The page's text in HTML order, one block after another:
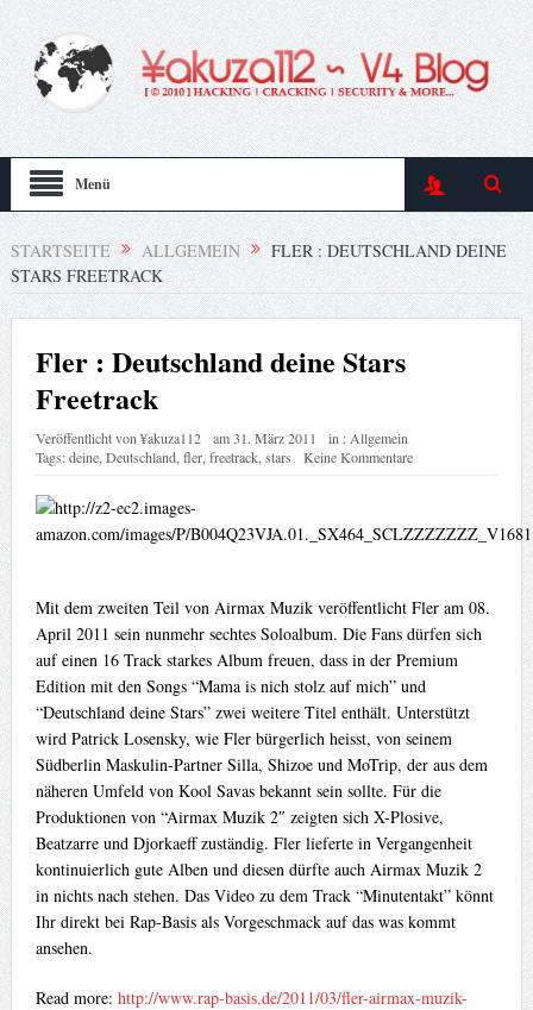
Menü
STARTSEITE ALLGEMEIN
FLER : DEUTSCHLAND DEINE
STARS FREETRACK
Fler : Deutschland deine Stars
Freetrack
Veröffentlicht von¥akuza112 am31. März 2011 in : Allgemein
Tags:deine, Deutschland, fler, freetrack, stars Keine Kommentare
Mit dem zweiten Teil von Airmax Muzik veröffentlicht Fler am 08.
April 2011 sein nunmehr sechtes Soloalbum. Die Fans dürfen sich
auf einen 16 Track starkes Album freuen, dass in der Premium
Edition mit den Songs “Mama is nich stolz auf mich” und
“Deutschland deine Stars” zwei weitere Titel enthält. Unterstützt
wird Patrick Losensky, wie Fler bürgerlich heisst, von seinem
Südberlin Maskulin-Partner Silla, Shizoe und MoTrip, der aus dem
näheren Umfeld von Kool Savas bekannt sein sollte. Für die
Produktionen von “Airmax Muzik 2″ zeigten sich X-Plosive,
Beatzarre und Djorkaeff zuständig. Fler lieferte in Vergangenheit
kontinuierlich gute Alben und diesen dürfte auch Airmax Muzik 2
in nichts nach stehen. Das Video zu dem Track “Minutentakt” könnt
Ihr direkt bei Rap-Basis als Vorgeschmack auf das was kommt
ansehen.
Read more: http://www.rap-basis.de/2011/03/fler-airmax-muzik-